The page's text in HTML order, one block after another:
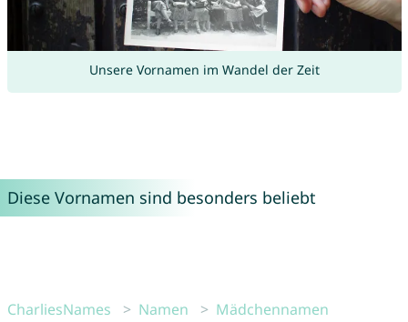
Unsere Vornamen im Wandel der Zeit
Diese Vornamen sind besonders beliebt
CharliesNames Namen
Mädchennamen